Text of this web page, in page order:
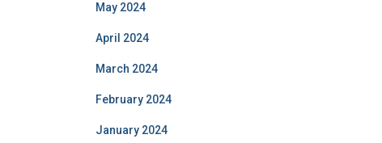
May 2024
April 2024
March 2024
February 2024
January 2024